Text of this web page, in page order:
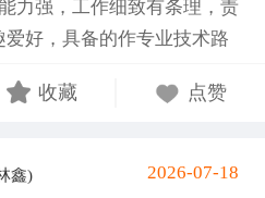
力强，工作细致有条理，责
好，具备的作专业技术路
管，多次组织班级篮球、羽
收藏 点赞
鑫)
2026-07-18